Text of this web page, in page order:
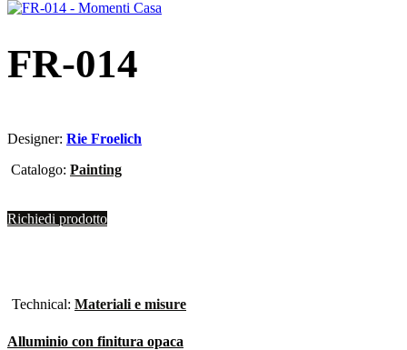
FR-014
Designer: Rie Froelich
Catalogo: Painting
Richiedi prodotto
Technical: Materiali e misure
Alluminio con finitura opaca